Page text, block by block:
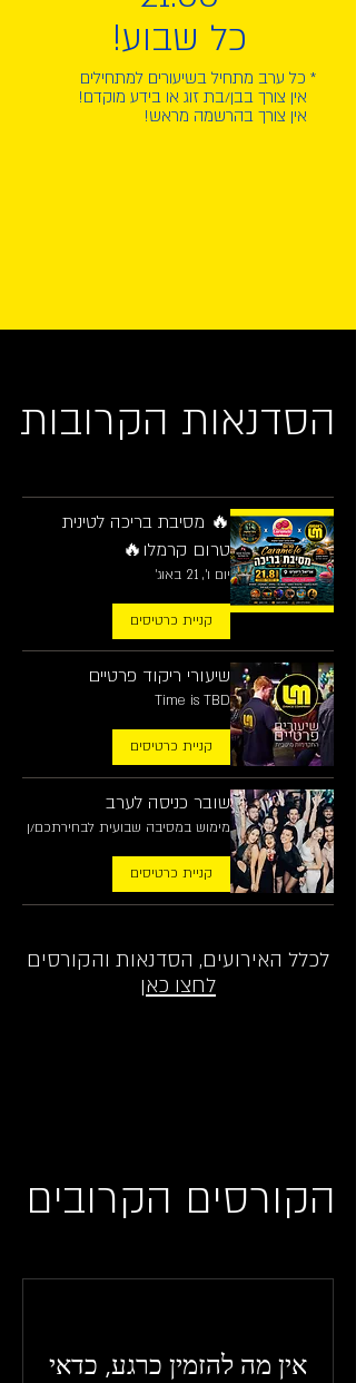
כל שבוע!
* כל ערב מתחיל בשיעורים למתחילים
אין צורך בבן/בת זוג או בידע מוקדם!
אין צורך בהרשמה מראש!
הסדנאות הקרובות
🔥 מסיבת בריכה לטינית
טרום קרמלו🔥
יום ו׳, 21 באוג׳
קניית כרטיסים
שיעורי ריקוד פרטיים
Time is TBD
קניית כרטיסים
שובר כניסה לערב
מימוש במסיבה שבועית לבחירתכם/ן
קניית כרטיסים
לכלל האירועים, הסדנאות והקורסים
לחצו כאן
הקורסים הקרובים
אין מה להזמין כרגע, כדאי